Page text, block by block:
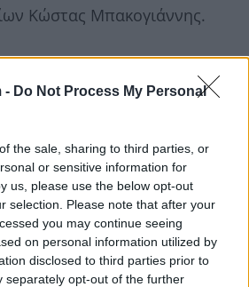
- Do Not Process My Personal
the sale, sharing to third parties, or
or sensitive information for
us, please use the below opt-out
selection. Please note that after your
you may continue seeing
on personal information utilized by
disclosed to third parties prior to
separately opt-out of the further
Κώστας Μπακογιάννης.